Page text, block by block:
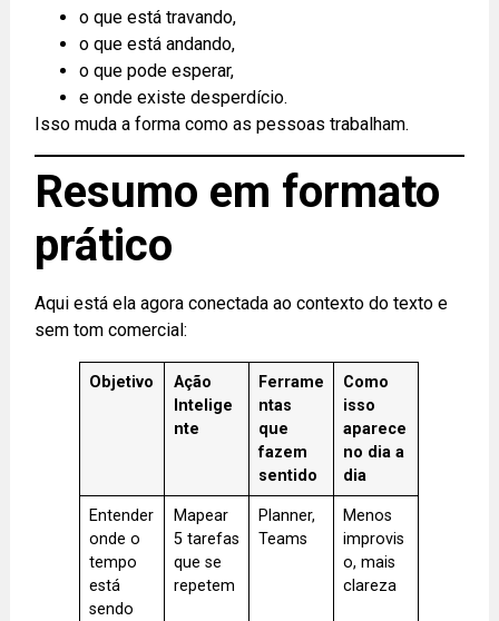
o que está travando,
o que está andando,
o que pode esperar,
e onde existe desperdício.
Isso muda a forma como as pessoas trabalham.
Resumo em formato
prático
Aqui está ela agora conectada ao contexto do texto e
sem tom comercial:
Objetivo
Ação
Intelige
nte
Ferrame
ntas
que
fazem
sentido
Como
isso
aparece
no dia a
dia
Entender
onde o
tempo
está
sendo
Mapear
5 tarefas
que se
repetem
Planner,
Teams
Menos
improvis
o, mais
clareza